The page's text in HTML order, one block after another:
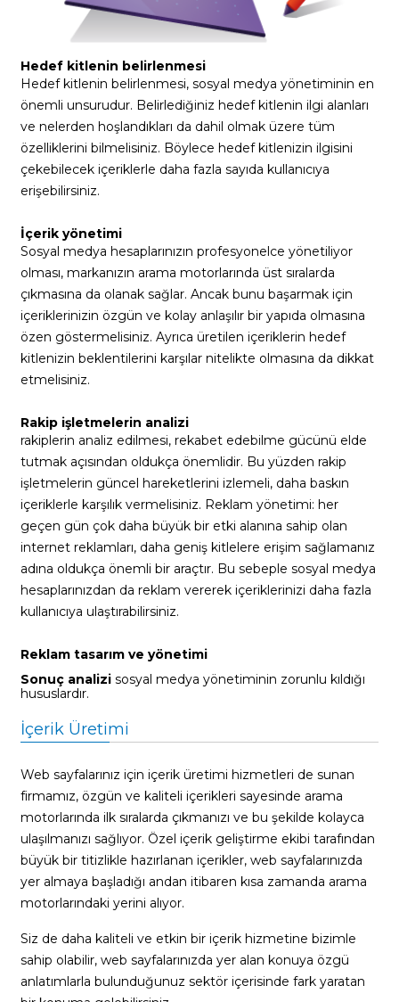
Hedef kitlenin belirlenmesi
Hedef kitlenin belirlenmesi, sosyal medya yönetiminin en
önemli unsurudur. Belirlediğiniz hedef kitlenin ilgi alanları
ve nelerden hoşlandıkları da dahil olmak üzere tüm
özelliklerini bilmelisiniz. Böylece hedef kitlenizin ilgisini
çekebilecek içeriklerle daha fazla sayıda kullanıcıya
erişebilirsiniz.
İçerik yönetimi
Sosyal medya hesaplarınızın profesyonelce yönetiliyor
olması, markanızın arama motorlarında üst sıralarda
çıkmasına da olanak sağlar. Ancak bunu başarmak için
içeriklerinizin özgün ve kolay anlaşılır bir yapıda olmasına
özen göstermelisiniz. Ayrıca üretilen içeriklerin hedef
kitlenizin beklentilerini karşılar nitelikte olmasına da dikkat
etmelisiniz.
Rakip işletmelerin analizi
rakiplerin analiz edilmesi, rekabet edebilme gücünü elde
tutmak açısından oldukça önemlidir. Bu yüzden rakip
işletmelerin güncel hareketlerini izlemeli, daha baskın
içeriklerle karşılık vermelisiniz. Reklam yönetimi: her
geçen gün çok daha büyük bir etki alanına sahip olan
internet reklamları, daha geniş kitlelere erişim sağlamanız
adına oldukça önemli bir araçtır. Bu sebeple sosyal medya
hesaplarınızdan da reklam vererek içeriklerinizi daha fazla
kullanıcıya ulaştırabilirsiniz.
Reklam tasarım ve yönetimi
Sonuç analizi sosyal medya yönetiminin zorunlu kıldığı
hususlardır.
İçerik Üretimi
Web sayfalarınız için içerik üretimi hizmetleri de sunan
firmamız, özgün ve kaliteli içerikleri sayesinde arama
motorlarında ilk sıralarda çıkmanızı ve bu şekilde kolayca
ulaşılmanızı sağlıyor. Özel içerik geliştirme ekibi tarafından
büyük bir titizlikle hazırlanan içerikler, web sayfalarınızda
yer almaya başladığı andan itibaren kısa zamanda arama
motorlarındaki yerini alıyor.
Siz de daha kaliteli ve etkin bir içerik hizmetine bizimle
sahip olabilir, web sayfalarınızda yer alan konuya özgü
anlatımlarla bulunduğunuz sektör içerisinde fark yaratan